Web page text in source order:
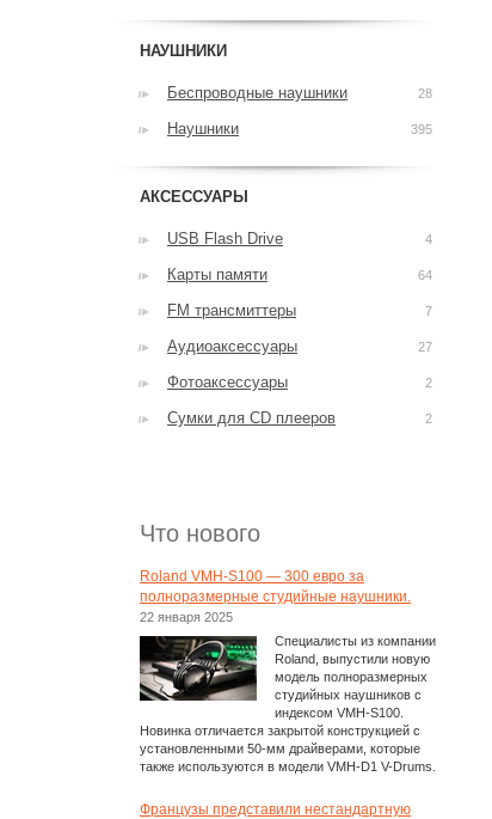
НАУШНИКИ
Беспроводные наушники 28
Наушники 395
АКСЕССУАРЫ
USB Flash Drive 4
Карты памяти 64
FM трансмиттеры 7
Аудиоаксессуары 27
Фотоаксессуары 2
Сумки для CD плееров 2
Что нового
Roland VMH-S100 — 300 евро за
полноразмерные студийные наушники.
22 января 2025
Специалисты из компании
Roland, выпустили новую
модель полноразмерных
студийных наушников с
индексом VMH-S100.
Новинка отличается закрытой конструкцией с
установленными 50-мм драйверами, которые
также используются в модели VMH-D1 V-Drums.
Французы представили нестандартную